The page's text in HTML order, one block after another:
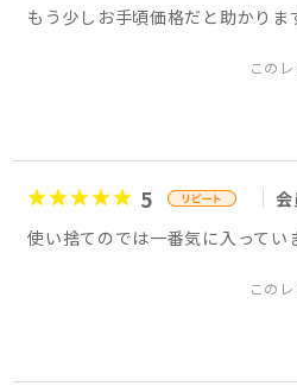
もう少しお手頃価格だと助かりま
この
5
使い捨てのでは一番気に入ってい
この